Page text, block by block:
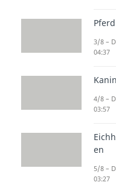
Name
Arten
Pferd
3/8 –
04:37
4/8 –
03:57
en
5/8 –
03:27